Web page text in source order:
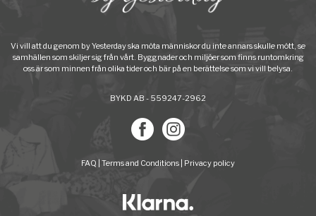
Vi vill att du genom by Yesterday ska möta människor du inte annars skulle mött, se
samhällen som skiljer sig från vårt. Byggnader och miljöer som finns runtomkring
oss är som minnen från olika tider och bär på en berättelse som vi vill belysa.
BYKD AB - 559247-2962
FAQ Terms and Conditions Privacy policy